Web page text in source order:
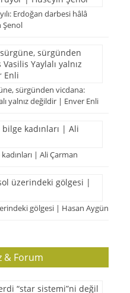
Erdoğan darbesi hâlâ
sürgünden vicdana:
yalnız değildir | Enver Enli
| Ali Çarman
gölgesi | Hasan Aygün
& Forum